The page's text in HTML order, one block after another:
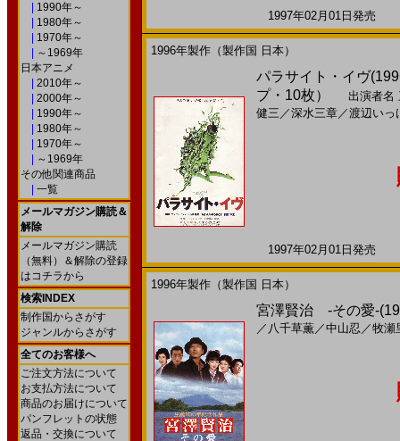
1990年～
1980年～
1970年～
～1969年
日本アニメ
2010年～
2000年～
1990年～
1980年～
1970年～
～1969年
その他関連商品
一覧
メールマガジン購読＆
解除
メールマガジン購読
（無料）＆解除の登録
はコチラから
検索INDEX
制作国からさがす
ジャンルからさがす
全てのお客様へ
ご注文方法について
お支払方法について
商品のお届けについて
パンフレットの状態
返品・交換について
1997年02月01日発売
1996年製作（製作国 日本）
パラサイト・イヴ
プ・10枚）
出演者名
健三 ／深水三章／渡辺いっ
1997年02月01日発売
1996年製作（製作国 日本）
宮澤賢治 -その愛-
／ 八千草薫／中山忍 ／牧瀬